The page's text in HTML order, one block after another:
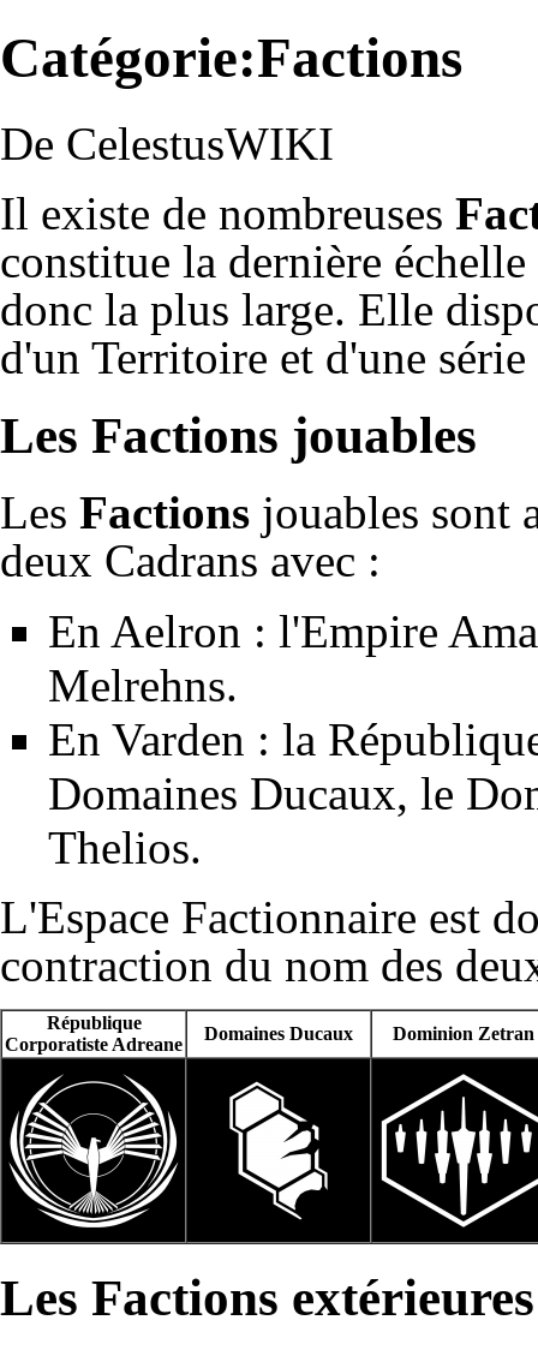
Catégorie:Factions
De CelestusWIKI
Il existe de nombreuses
constitue la dernière
donc la plus large. Elle
d'un Territoire et d'une
Les Factions jouables
Les Factions jouables sont
deux Cadrans avec :
En Aelron : l'Empire
Melrehns.
En Varden : la
Domaines Ducaux, le
Thelios.
L'Espace Factionnaire est
contraction du nom des
République
Corporatiste Adreane
Domaines Ducaux Dominion Zetran
Les Factions extérieures